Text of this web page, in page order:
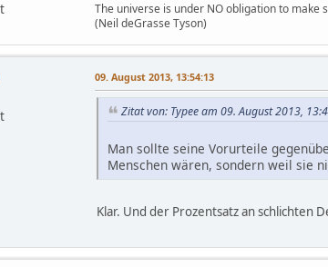
The universe is under NO obligation to make
(Neil deGrasse Tyson)
09. August 2013, 13:54:13
Zitat von: Typee am 09. August 2013,
Man sollte seine Vorurteile
Menschen wären, sondern weil sie
Klar. Und der Prozentsatz an schlichten